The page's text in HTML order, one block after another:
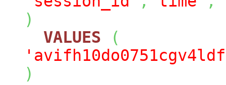
)
VALUES
(
)